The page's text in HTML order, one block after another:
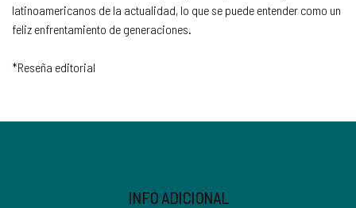
latinoamericanos de la actualidad, lo que se puede entender como un
feliz enfrentamiento de generaciones.
*Reseña editorial
INFO ADICIONAL